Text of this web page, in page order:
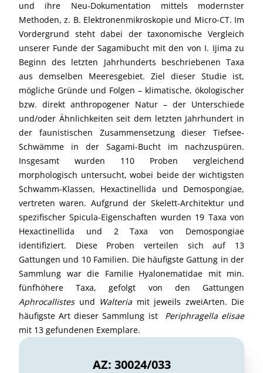
und ihre Neu-Dokumentation mittels modernster
Methoden, z. B. Elektronenmikroskopie und Micro-CT. Im
Vordergrund steht dabei der taxonomische Vergleich
unserer Funde der Sagamibucht mit den von I. Ijima zu
Beginn des letzten Jahrhunderts beschriebenen Taxa
aus demselben Meeresgebiet. Ziel dieser Studie ist,
mögliche Gründe und Folgen – klimatische, ökologischer
bzw. direkt anthropogener Natur – der Unterschiede
und/oder Ähnlichkeiten seit dem letzten Jahrhundert in
der faunistischen Zusammensetzung dieser Tiefsee-
Schwämme in der Sagami-Bucht im nachzuspüren.
Insgesamt wurden 110 Proben vergleichend
morphologisch untersucht, wobei beide der wichtigsten
Schwamm-Klassen, Hexactinellida und Demospongiae,
vertreten waren. Aufgrund der Skelett-Architektur und
spezifischer Spicula-Eigenschaften wurden 19 Taxa von
Hexactinellida und 2 Taxa von Demospongiae
identifiziert. Diese Proben verteilen sich auf 13
Gattungen und 10 Familien. Die häufigste Gattung in der
Sammlung war die Familie Hyalonematidae mit min.
fünfhöhere Taxa, gefolgt von den Gattungen
Aphrocallistesund Walteria mit jeweils zweiArten. Die
häufigste Art dieser Sammlung ist Periphragella elisae
mit 13 gefundenen Exemplare.
AZ: 30024/033